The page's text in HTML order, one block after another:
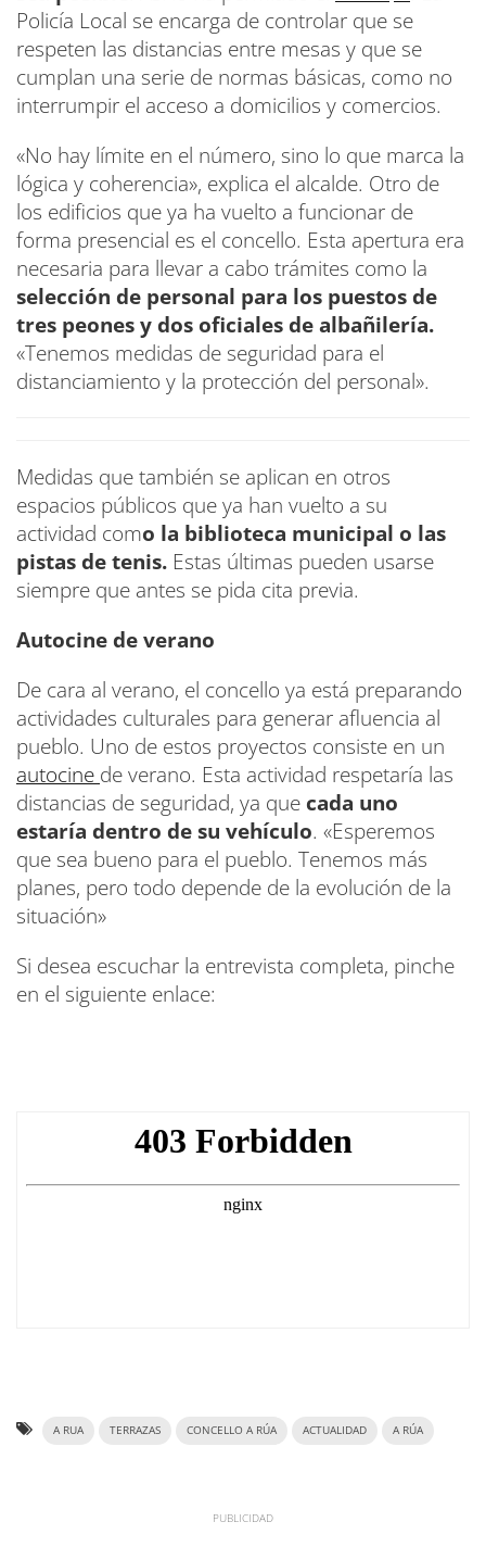
Policía Local se encarga de controlar que se
respeten las distancias entre mesas y que se
cumplan una serie de normas básicas, como no
interrumpir el acceso a domicilios y comercios.
«No hay límite en el número, sino lo que marca la
lógica y coherencia», explica el alcalde. Otro de
los edificios que ya ha vuelto a funcionar de
forma presencial es el concello. Esta apertura era
necesaria para llevar a cabo trámites como la
selección de personal para los puestos de
tres peones y dos oficiales de albañilería.
«Tenemos medidas de seguridad para el
distanciamiento y la protección del personal».
Medidas que también se aplican en otros
espacios públicos que ya han vuelto a su
actividad como la biblioteca municipal o las
pistas de tenis. Estas últimas pueden usarse
siempre que antes se pida cita previa.
Autocine de verano
De cara al verano, el concello ya está preparando
actividades culturales para generar afluencia al
pueblo. Uno de estos proyectos consiste en un
autocine de verano. Esta actividad respetaría las
distancias de seguridad, ya que cada uno
estaría dentro de su vehículo. «Esperemos
que sea bueno para el pueblo. Tenemos más
planes, pero todo depende de la evolución de la
situación»
Si desea escuchar la entrevista completa, pinche
en el siguiente enlace:
A RUA TERRAZAS CONCELLO A RÚA ACTUALIDAD A RÚA